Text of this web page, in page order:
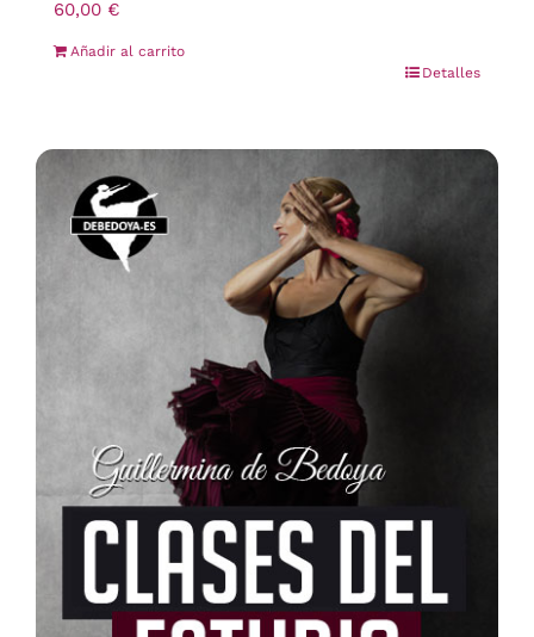
60,00 €
Añadir al carrito
Detalles